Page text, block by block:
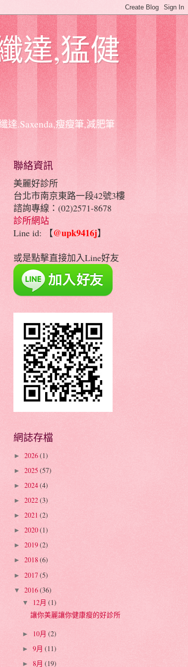
達,猛健
達.Saxenda,瘦瘦筆,減肥筆
聯絡資訊
美麗好診所
台北市南京東路一段42號3樓
諮詢專線：(02)2571-8678
診所網站
Line id: 【@upk9416j】
或是點擊直接加入Line好友
網誌存檔
► 2026(1)
► 2025 (57)
► 2024(4)
► 2022(3)
► 2021 (2)
► 2020(1)
► 2019(2)
► 2018(6)
► 2017(5)
▼ 2016(36)
▼ 12月 (1)
讓你美麗讓你健康瘦的好診所
► 10月 (2)
► 9月 (11)
► 8月 (19)